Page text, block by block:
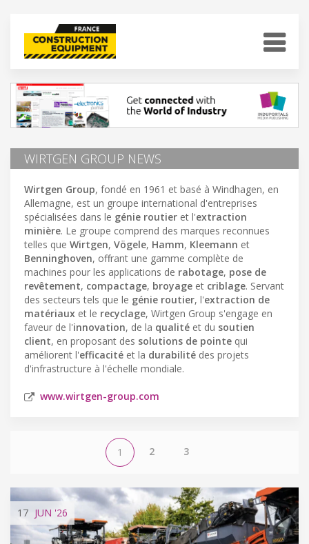
WIRTGEN GROUP NEWS
Wirtgen Group, fondé en 1961 et basé à Windhagen, en
Allemagne, est un groupe international d'entreprises
spécialisées dans le génie routier et l'extraction
minière. Le groupe comprend des marques reconnues
telles que Wirtgen, Vögele, Hamm, Kleemann et
Benninghoven, offrant une gamme complète de
machines pour les applications de rabotage, pose de
revêtement, compactage, broyage et criblage. Servant
des secteurs tels que le génie routier, l'extraction de
matériaux et le recyclage, Wirtgen Group s'engage en
faveur de l'innovation, de la qualité et du soutien
client, en proposant des solutions de pointe qui
améliorent l'efficacité et la durabilité des projets
d'infrastructure à l'échelle mondiale.
www.wirtgen-group.com
1 2 3
17 JUN '26